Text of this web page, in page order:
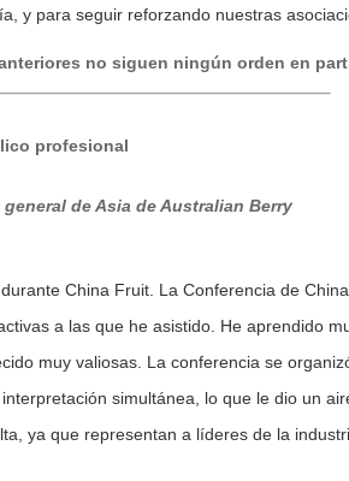
y para seguir reforzando nuestras
no siguen ningún orden en
profesional
general de Asia de Australian Berry
China Fruit. La Conferencia de
a las que he asistido. He aprendido
muy valiosas. La conferencia se
simultánea, lo que le dio un
ya que representan a líderes de la